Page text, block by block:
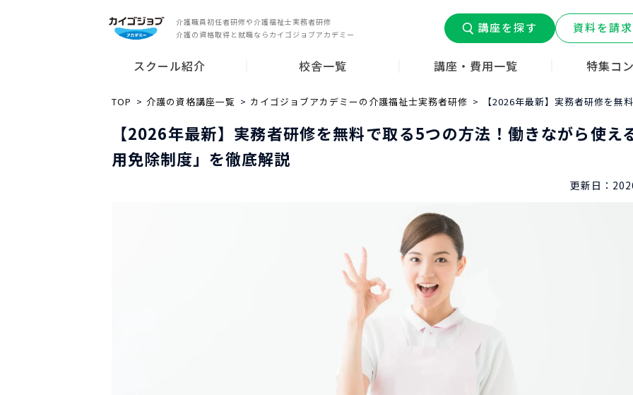
介護職員初任者研修や介護福祉士実務者研修
介護の資格取得と就職ならカイゴジョブアカデミー
講座を探す 資料を請
スクール紹介
スクールの特長
就業サポート
講師紹介
無料説明会
校舎一覧
東京都
神奈川県
千葉県
埼玉県
愛知県
大阪府
兵庫県
広島県
福岡県
その他の都道府県
講座・費用一覧
介護職員初任者研修
介護福祉士実務者研修
介護福祉士受験対策
特集コ
介護職デビュ
ン
介護コラム
みんなの介護
ー
はじめての介
TOP 介護の資格講座一覧 カイゴジョブアカデミーの介護福祉士実務者研修 【2026年最新】実務者研修を無
【2026年最新】実務者研修を無料で取る5つの方法！働きながら使え
用免除制度」を徹底解説
更新日：